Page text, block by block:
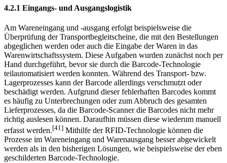
statisch verstanden werden.
4.2.1 Eingangs- und Ausgangslogistik
Am Wareneingang und -ausgang erfolgt beispielsweise die
Überprüfung der Transportbegleitscheine, die mit den Bestellungen
abgeglichen werden oder auch die Eingabe der Waren in das
Warenwirtschaftssystem. Diese Aufgaben wurden zunächst noch per
Hand durchgeführt, bevor sie durch die Barcode-Technologie
teilautomatisiert werden konnten. Während des Transport- bzw.
Lagerprozesses kann der Barcode allerdings verschmutzt oder
beschädigt werden. Aufgrund dieser fehlerhaften Barcodes kommt
es häufig zu Unterbrechungen oder zum Abbruch des gesamten
Lieferprozesses, da die Barcode-Scanner die Barcodes nicht mehr
richtig auslesen können. Daraufhin müssen diese wiederum manuell
erfasst werden.[41]Mithilfe der RFID-Technologie können die
Prozesse im Wareneingang und Warenausgang besser abgewickelt